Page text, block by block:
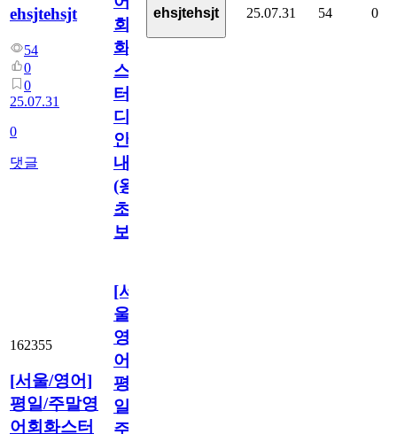
ehsjtehsjt
54
0
0
25.07.31
0
댓글
회
화
스
터
디
안
내
(왕
초
보)
ehsjtehsjt 25.07.31 54 0
162355
[서울/영어]
평일/주말영
어회화스터
[서
울/
영
어]
평
일/
주